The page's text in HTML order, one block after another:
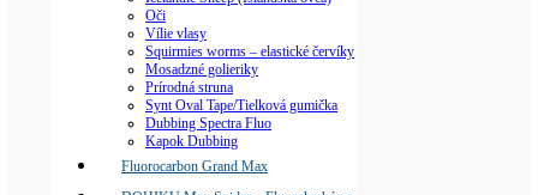
Oči
Vílie vlasy
Squirmies worms – elastické červíky
Mosadzné golieriky
Prírodná struna
Synt Oval Tape/Tielková gumička
Dubbing Spectra Fluo
Kapok Dubbing
Fluorocarbon Grand Max